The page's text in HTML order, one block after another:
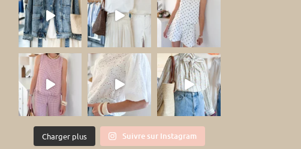
Charger plus Suivre sur Instagram